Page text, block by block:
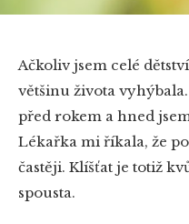
Ačkoliv jsem celé
většinu života
před rokem a hned
Lékařka mi říkala, že
častěji. Klíšťat je totiž
spousta.